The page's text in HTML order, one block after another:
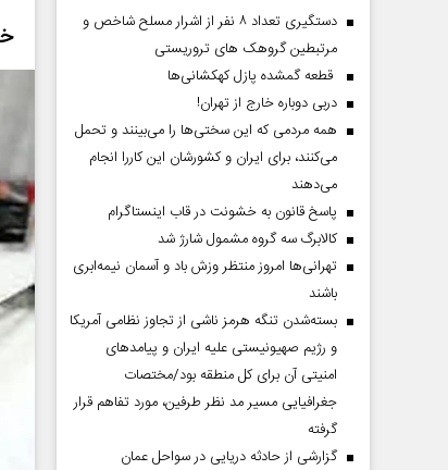
دستگیری تعداد ۸ نفر از اشرار مسلح شاخص و
مرتبطین گروهک های تروریستی
قطعه گمشده پازل کهکشانی‌ها
دربی دوباره خارج از تهران!
همه مردمی که این سختی‌ها را می‌بینند و تحمل
می‌کنند، برای ایران و کشورشان این کاررا انجام
می‌دهند
پاسخ قانون به خشونت در قاب اینستاگرام
کالابرگ سه گروه مشمول شارژ شد
تهرانی‌ها امروز منتظر وزش باد و آسمان نیمه‌ابری
باشند
بسته‌شدن تنگه هرمز ناشی از تجاوز نظامی آمریکا
و رژیم صهیونیستی علیه ایران و پیامد‌های
امنیتی آن برای کل منطقه بود/مختصات
جغرافیایی مسیر مد نظر طرفین، مورد تفاهم قرار
گرفته
گزارشی از حادثه دریایی در سواحل عمان